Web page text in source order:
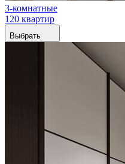
3-комнатные
120 квартир
Выбрать